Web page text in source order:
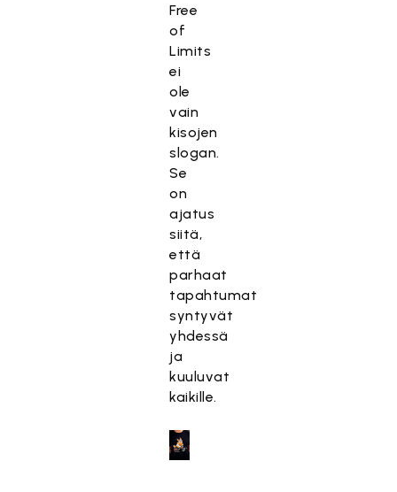
Free
of
Limits
ei
ole
vain
kisojen
slogan.
Se
on
ajatus
siitä,
että
parhaat
tapahtumat
syntyvät
yhdessä
ja
kuuluvat
kaikille.